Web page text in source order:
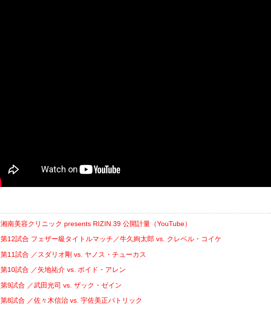
湘南美容クリニック presents RIZIN.39 公開計量（YouTube）
第12試合 フェザー級タイトルマッチ／牛久絢太郎 vs. クレベル・コイケ
第11試合 ／スダリオ剛 vs. ヤノス・チューカス
第10試合 ／矢地祐介 vs. ボイド・アレン
第9試合 ／武田光司 vs. ザック・ゼイン
第8試合 ／佐々木信治 vs. 宇佐美正パトリック